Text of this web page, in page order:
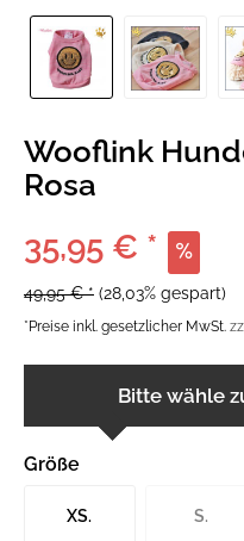
Wooflink
Rosa
35,95 € *
49,95 € * (28,03% gespart)
*Preise inkl. gesetzlicher MwSt.
Bitte wähle
Größe
XS. S.